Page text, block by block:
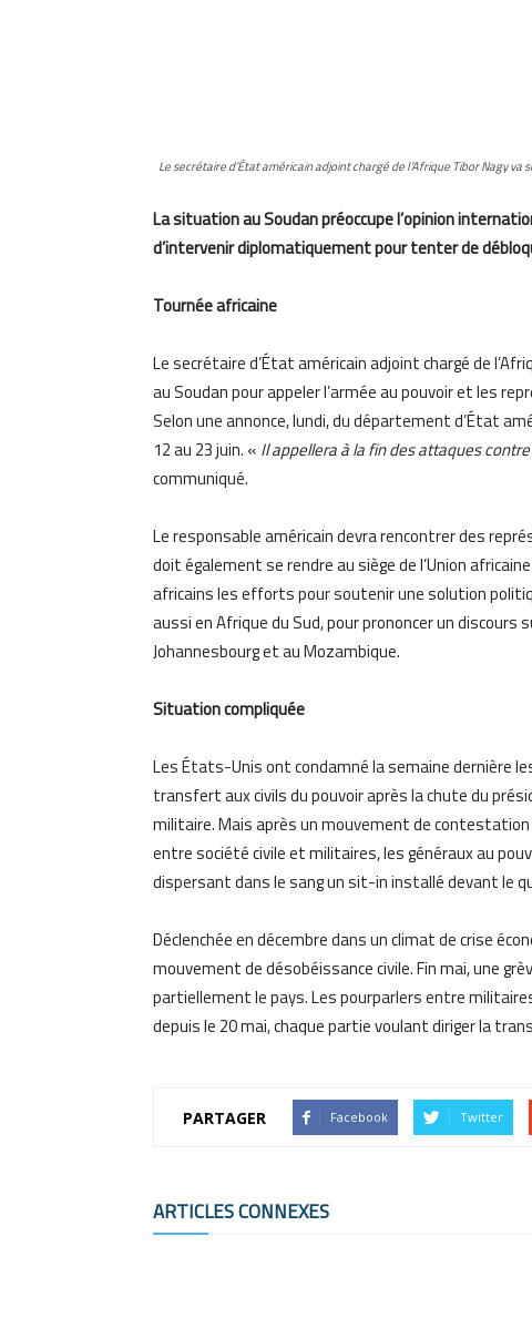
Le secrétaire d’État américain adjoint chargé de l’Afrique Tibor Nagy va
La situation au Soudan préoccupe l’opinion
d’intervenir diplomatiquement pour tenter de
Tournée africaine
Le secrétaire d’État américain adjoint chargé de
au Soudan pour appeler l’armée au pouvoir et les
Selon une annonce, lundi, du département d’État
12 au 23 juin. « Il appellera à la fin des attaques
communiqué.
Le responsable américain devra rencontrer des
doit également se rendre au siège de l’Union
africains les efforts pour soutenir une solution
aussi en Afrique du Sud, pour prononcer un
Johannesbourg et au Mozambique.
Situation compliquée
Les États-Unis ont condamné la semaine dernière
transfert aux civils du pouvoir après la chute du
militaire. Mais après un mouvement de
entre société civile et militaires, les généraux au
dispersant dans le sang un sit-in installé devant le
Déclenchée en décembre dans un climat de crise
mouvement de désobéissance civile. Fin mai, une
partiellement le pays. Les pourparlers entre
depuis le 20 mai, chaque partie voulant diriger la
PARTAGER Facebook Twitter
ARTICLES CONNEXES